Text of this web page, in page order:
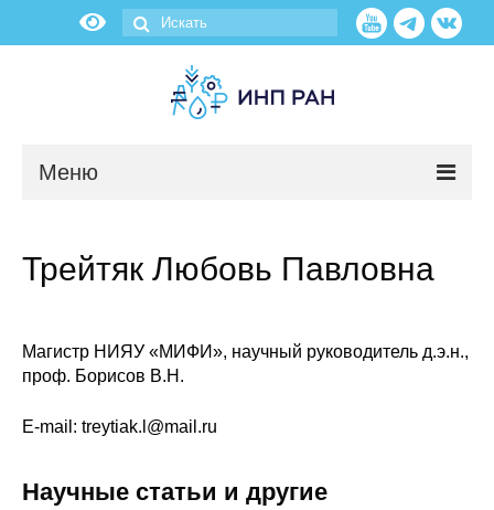
Меню
Научные подразделения
Сотрудники
Трейтяк Любовь Павловна
Магистр НИЯУ «МИФИ», научный руководитель д.э.н.,
проф. Борисов В.Н.
E-mail: treytiak.l@mail.ru
Научные статьи и другие